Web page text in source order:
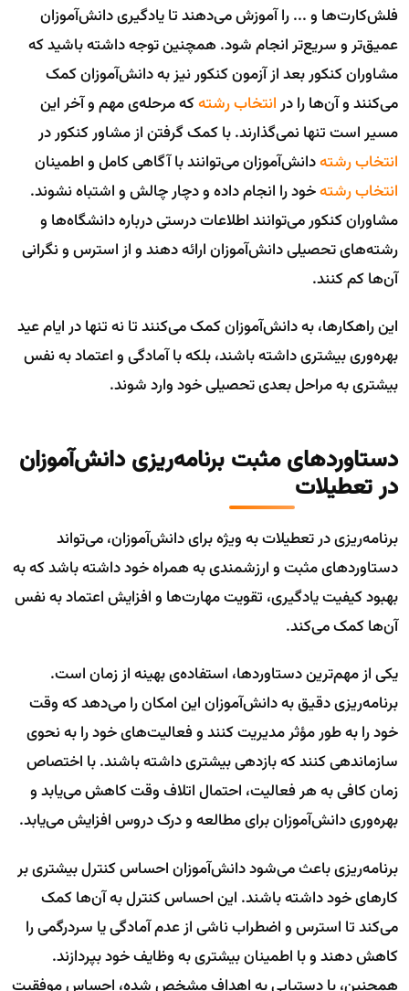
فلش‌کارت‌ها و ... را آموزش می‌دهند تا یادگیری دانش‌آموزان
عمیق‌تر و سریع‌تر انجام شود. همچنین توجه داشته باشید که
مشاوران کنکور بعد از آزمون کنکور نیز به دانش‌آموزان کمک
می‌کنند و آن‌ها را درانتخاب رشتهکه مرحله‌ی مهم و آخر این
مسیر است تنها نمی‌گذارند. با کمک گرفتن از مشاور کنکور در
انتخاب رشتهدانش‌آموزان می‌توانند با آگاهی کامل و اطمینان
انتخاب رشتهخود را انجام داده و دچار چالش و اشتباه نشوند.
مشاوران کنکور می‌توانند اطلاعات درستی درباره دانشگاه‌ها و
رشته‌های تحصیلی دانش‌آموزان ارائه دهند و از استرس و نگرانی
آن‌ها کم کنند.
این راهکارها، به دانش‌آموزان کمک می‌کنند تا نه تنها در ایام عید
بهره‌وری بیشتری داشته باشند، بلکه با آمادگی و اعتماد به نفس
بیشتری به مراحل بعدی تحصیلی خود وارد شوند.
دستاوردهای مثبت برنامه‌ریزی دانش‌آموزان
در تعطیلات
برنامه‌ریزی در تعطیلات به ویژه برای دانش‌آموزان، می‌تواند
دستاوردهای مثبت و ارزشمندی به همراه خود داشته باشد که به
بهبود کیفیت یادگیری، تقویت مهارت‌ها و افزایش اعتماد به نفس
آن‌ها کمک می‌کند.
یکی از مهم‌ترین دستاوردها، استفاده‌ی بهینه از زمان است.
برنامه‌ریزی دقیق به دانش‌آموزان این امکان را می‌دهد که وقت
خود را به طور مؤثر مدیریت کنند و فعالیت‌های خود را به نحوی
سازماندهی کنند که بازدهی بیشتری داشته باشند. با اختصاص
زمان کافی به هر فعالیت، احتمال اتلاف وقت کاهش می‌یابد و
بهره‌وری دانش‌آموزان برای مطالعه و درک دروس افزایش می‌یابد.
برنامه‌ریزی باعث می‌شود دانش‌آموزان احساس کنترل بیشتری بر
کارهای خود داشته باشند. این احساس کنترل به آن‌ها کمک
می‌کند تا استرس و اضطراب ناشی از عدم آمادگی یا سردرگمی را
کاهش دهند و با اطمینان بیشتری به وظایف خود بپردازند.
همچنین، با دستیابی به اهداف مشخص شده، احساس موفقیت